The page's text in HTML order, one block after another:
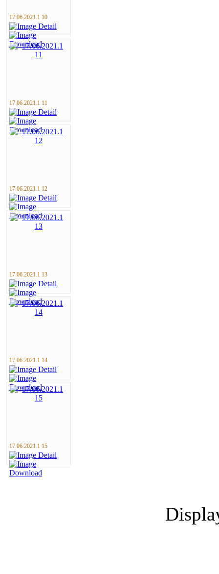
17.06.2021.1 10
17.06.2021.1 11
17.06.2021.1 12
17.06.2021.1 13
17.06.2021.1 14
17.06.2021.1 15